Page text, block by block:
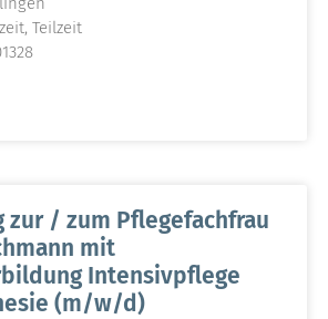
Teilzeit
zur / zum Pflegefachfrau
mit
Intensivpflege
(m/w/d)